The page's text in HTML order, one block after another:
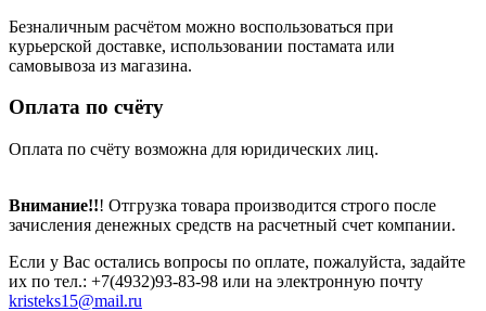
Безналичным расчётом можно воспользоваться при
курьерской доставке, использовании постамата или
самовывоза из магазина.
Оплата по счёту
Оплата по счёту возможна для юридических лиц.
Внимание!!! Отгрузка товара производится строго после
зачисления денежных средств на расчетный счет компании.
Если у Вас остались вопросы по оплате, пожалуйста, задайте
их по тел.: +7(4932)93-83-98 или на электронную почту
kristeks15@mail.ru